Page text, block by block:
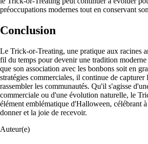
préoccupations modernes tout en conservant
Conclusion
Le Trick-or-Treating, une pratique aux racines
fil du temps pour devenir une tradition
que son association avec les bonbons soit en
stratégies commerciales, il continue de capturer
rassembler les communautés. Qu'il s'agisse
commerciale ou d'une évolution naturelle, le
élément emblématique d'Halloween, célébrant
donner et la joie de recevoir.
Auteur(e)